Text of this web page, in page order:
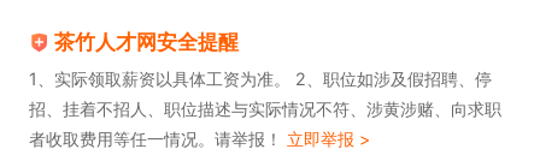
1. 具备会计或相关专业背景，持有会计从业资格证
书，熟悉国家财经法规及财务会计制度。
2. 有扎实的财务处理能力，熟练掌握财务软件及办公
自动化工具。
茶竹人才网安全提醒
1、实际领取薪资以具体工资为准。 2、职位如涉及假招聘、停
招、挂着不招人、职位描述与实际情况不符、涉黄涉赌、向求职
者收取费用等任一情况。请举报！ 立即举报 >